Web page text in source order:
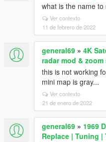
what is the name
Ver contexto
11 de febrero de 2022
general69 » 4K
radar mod &
this is not working
mini map is gray...
Ver contexto
21 de enero de 2022
general69 » 1969
Replace | Tuning |